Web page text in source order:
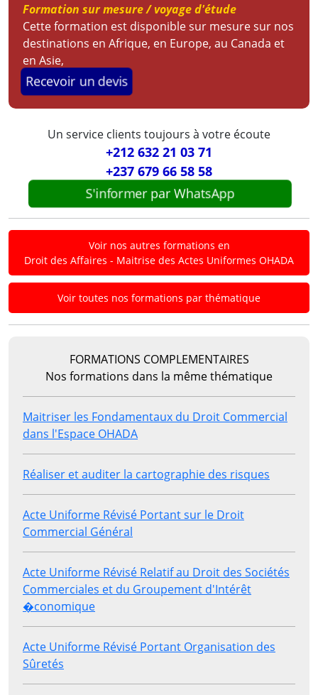
Formation sur mesure / voyage d'étude
Cette formation est disponible sur mesure sur nos
destinations en Afrique, en Europe, au Canada et
en Asie,
Recevoir un devis
Un service clients toujours à votre écoute
+212 632 21 03 71
+237 679 66 58 58
S'informer par WhatsApp
Voir nos autres formations en
Droit des Affaires - Maitrise des Actes Uniformes OHADA
Voir toutes nos formations par thématique
FORMATIONS COMPLEMENTAIRES
Nos formations dans la même thématique
Maitriser les Fondamentaux du Droit Commercial
dans l'Espace OHADA
Réaliser et auditer la cartographie des risques
Acte Uniforme Révisé Portant sur le Droit
Commercial Général
Acte Uniforme Révisé Relatif au Droit des Sociétés
Commerciales et du Groupement d'Intérêt
�conomique
Acte Uniforme Révisé Portant Organisation des
Sûretés